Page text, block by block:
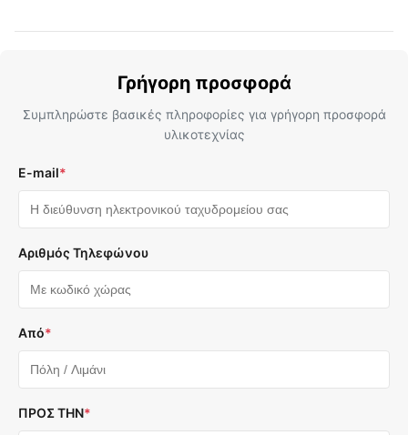
Γρήγορη προσφορά
Συμπληρώστε βασικές πληροφορίες για γρήγορη προσφορά
υλικοτεχνίας
E-mail*
Αριθμός Τηλεφώνου
Από*
ΠΡΟΣ ΤΗΝ*